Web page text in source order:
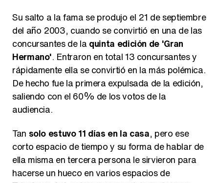
Magdalena de Suecia responde a las críticas y explica por qué le han permitido lanzar su propio negocio
Su salto a la fama se produjo el 21 de septiembre
del año 2003, cuando se convirtió en una de las
concursantes de la quinta edición de 'Gran
Hermano'. Entraron en total 13 concursantes y
rápidamente ella se convirtió en la más polémica.
De hecho fue la primera expulsada de la edición,
saliendo con el 60% de los votos de la
audiencia.
Tan solo estuvo 11 días en la casa, pero ese
corto espacio de tiempo y su forma de hablar de
ella misma en tercera persona le sirvieron para
hacerse un hueco en varios espacios de